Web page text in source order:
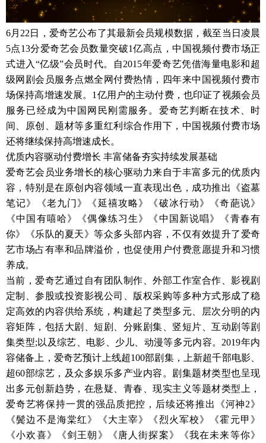
6月22日，爱奇艺公布了其最新会员规模数据，截至当日凌晨
5点13分爱奇艺会员数量突破1亿高点，中国视频付费市场正
式进入“亿级”会员时代。自2015年爱奇艺凭借海量电影和超
级网剧会员服务点燃全网付费热情，四年来中国视频付费市
场保持高增速发展。1亿用户的主动付费，也印证了视频会员
服务已经成为中国网民刚需服务。爱奇艺判断在技术、时
间、原创、题材等多重红利综合作用下，中国视频付费市场
还将继续保持高增速成长。
优质内容驱动付费增长 丰富储备夯实持续发展基础
爱奇艺会员业务增长的核心驱动力来自于丰富多元的优质内
容，特别是在原创内容领域一直表现出色，成功推出《盗墓
笔记》《老九门》《延禧攻略》《破冰行动》《奇葩说》
《中国有嘻哈》《偶像练习生》《中国新说唱》《青春有
你》《乐队的夏天》等众多头部内容，不仅有效提升了爱奇
艺市场占有率和品牌溢价，也促使用户付费意愿提升和习惯
养成。
当前，爱奇艺通过自有团队制作、外部工作室合作、影视剧
定制、参股或投资影视公司、版权采购等多种方式形成了稳
定高效的内容供给系统，构建起了类型多元、层次分明的内
容矩阵，包括大剧、短剧、分账剧集、竖短片、互动剧等剧
集类型;以及综艺、电影、少儿、动漫等多元内容。2019年内
容储备上，爱奇艺预计上线超100部剧集，上新超千部电影、
超60部综艺，及众多娱乐多产业内容。剧集题材类型也呈现
出多元创新趋势，在悬疑、青春、现实主义等题材类型上，
爱奇艺将保持一贯的强品质把控，后续还将推出《河神2》
《鬓边不是海棠红》《大主宰》《烈火军校》《霍元甲》
《小欢喜》《剑王朝》《唐人街探案》《我在未来等你》